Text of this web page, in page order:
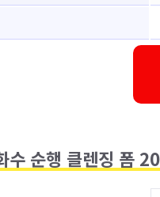
수 순행 클렌징 폼